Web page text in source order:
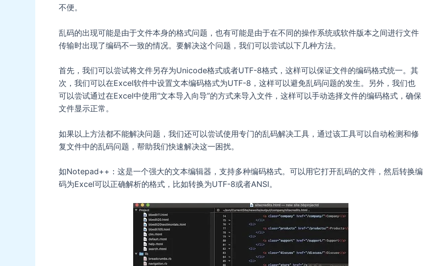
不便。
乱码的出现可能是由于文件本身的格式问题，也有可能是由于在不同的操作系统或软件版本之间进行文件
传输时出现了编码不一致的情况。要解决这个问题，我们可以尝试以下几种方法。
首先，我们可以尝试将文件另存为Unicode格式或者UTF-8格式，这样可以保证文件的编码格式统一。其
次，我们可以在Excel软件中设置文本编码格式为UTF-8，这样可以避免乱码问题的发生。另外，我们也
可以尝试通过在Excel中使用“文本导入向导”的方式来导入文件，这样可以手动选择文件的编码格式，确保
文件显示正常。
如果以上方法都不能解决问题，我们还可以尝试使用专门的乱码解决工具，通过该工具可以自动检测和修
复文件中的乱码问题，帮助我们快速解决这一困扰。
如Notepad++：这是一个强大的文本编辑器，支持多种编码格式。可以用它打开乱码的文件，然后转换编
码为Excel可以正确解析的格式，比如转换为UTF-8或者ANSI。